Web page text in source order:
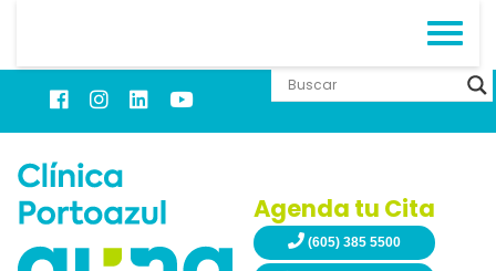
Agenda tu Cita
(605) 385 5500